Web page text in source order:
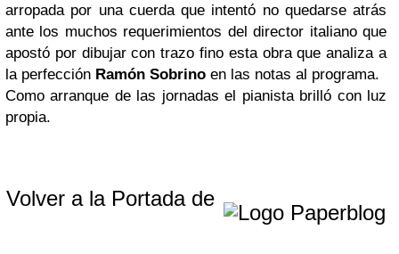
arropada por una cuerda que intentó no quedarse atrás
ante los muchos requerimientos del director italiano que
apostó por dibujar con trazo fino esta obra que analiza a
la perfección Ramón Sobrino en las notas al programa.
Como arranque de las jornadas el pianista brilló con luz
propia.
Volver a la Portada de